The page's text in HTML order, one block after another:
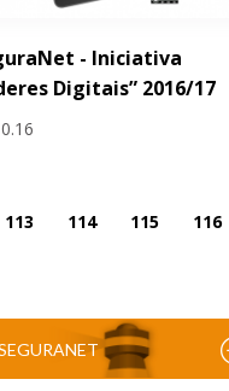
- Iniciativa
Digitais” 2016/17
113 114 115 116